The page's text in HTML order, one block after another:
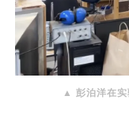
▲ 彭泊洋在